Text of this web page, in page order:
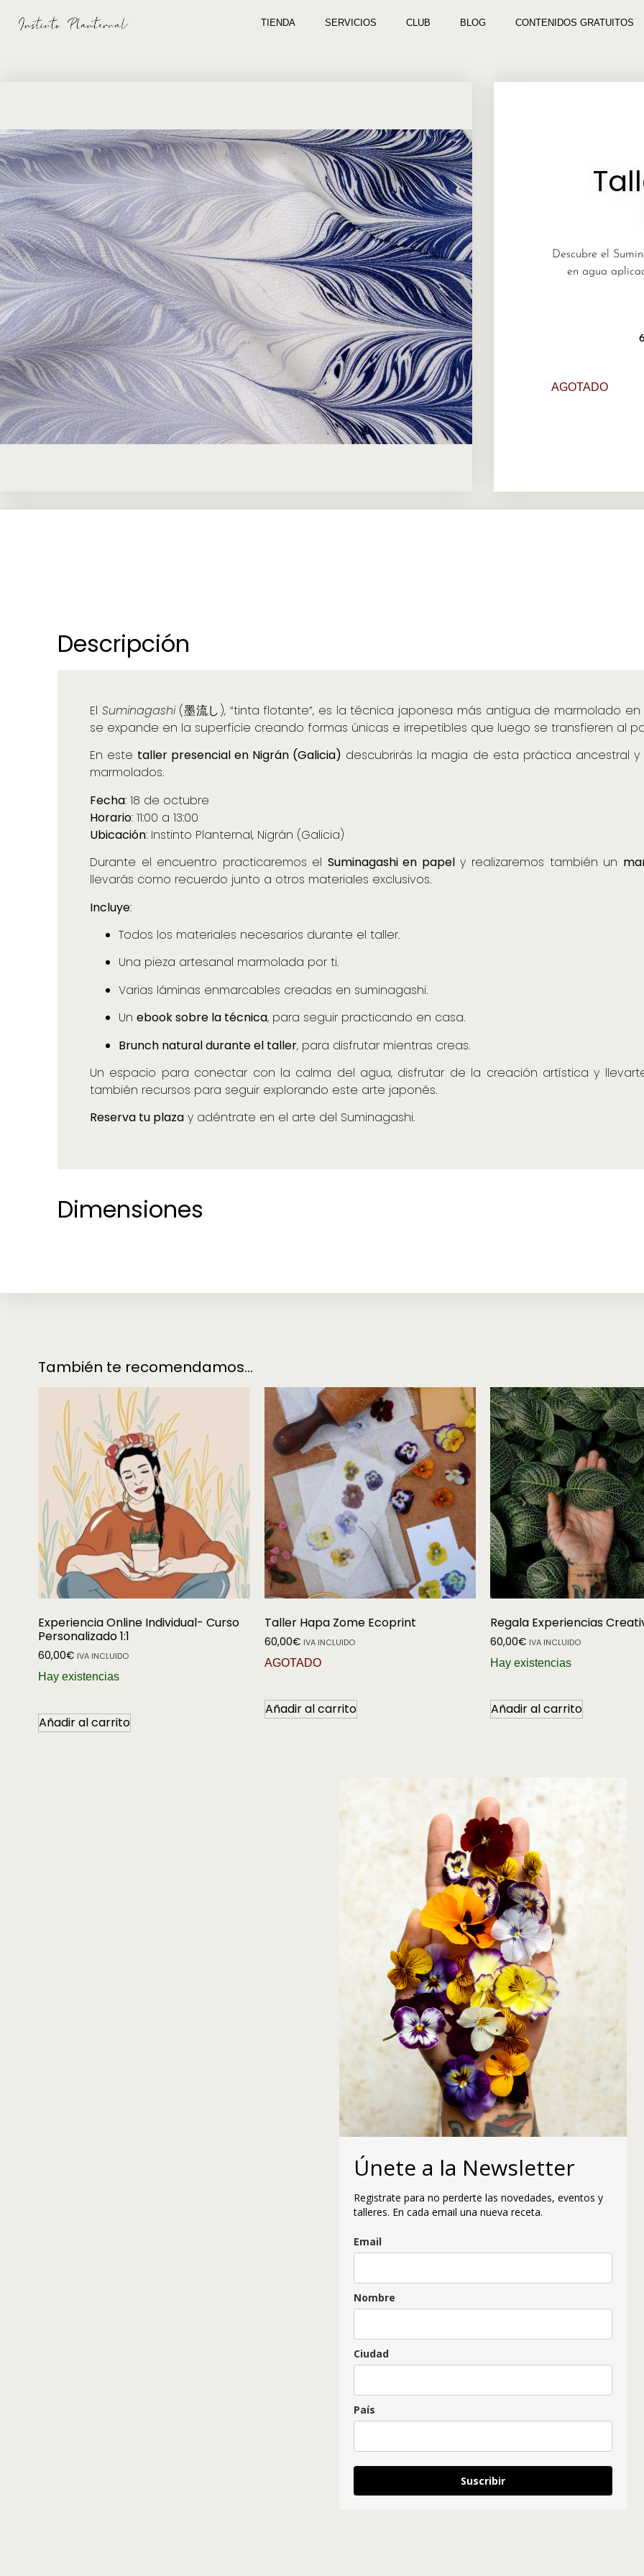
TIENDA SERVICIOS CLUB BLOG CONTENIDOS GRATUITOS
Descubre el
en agua
AGOTADO
Descripción
El Suminagashi(墨流し), “tinta flotante”, es la técnica japonesa más antigua de marmolado
se expande en la superficie creando formas únicas e irrepetibles que luego se transfieren al
En este taller presencial en Nigrán (Galicia) descubrirás la magia de esta práctica ancestral
marmolados.
Fecha: 18 de octubre
Horario: 11:00 a 13:00
Ubicación: Instinto Planternal, Nigrán (Galicia)
Durante el encuentro practicaremos el Suminagashi en papely realizaremos también un
llevarás como recuerdo junto a otros materiales exclusivos.
Incluye:
Todos los materiales necesarios durante el taller.
Una pieza artesanal marmolada por ti.
Varias láminas enmarcables creadas en suminagashi.
Un ebook sobre la técnica, para seguir practicando en casa.
Brunch natural durante el taller, para disfrutar mientras creas.
Un espacio para conectar con la calma del agua, disfrutar de la creación artística y
también recursos para seguir explorando este arte japonés.
Reserva tu plaza y adéntrate en el arte del Suminagashi.
Dimensiones
También te recomendamos…
Experiencia Online Individual- Curso
Personalizado 1:1
60,00€ IVA INCLUIDO
Hay existencias
Añadir al carrito
Taller Hapa Zome Ecoprint
60,00€ IVA INCLUIDO
AGOTADO
Añadir al carrito
Regala Experiencias
60,00€ IVA INCLUIDO
Hay existencias
Añadir al carrito
Únete a la Newsletter
Registrate para no perderte las novedades, eventos y
talleres. En cada email una nueva receta.
Email
Nombre
Ciudad
País
Suscribir